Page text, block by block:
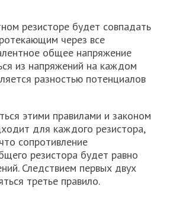
резисторе будет совпадать
через все
общее напряжение
из напряжений на каждом
разностью потенциалов
этими правилами и законом
для каждого резистора,
сопротивление
резистора будет равно
Следствием первых двух
третье правило.